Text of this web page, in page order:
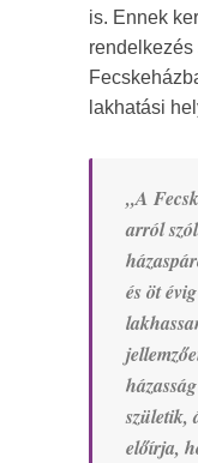
is. Ennek
rendelkezés
lakhatási
„A
arról
és öt
születik,
előírja,